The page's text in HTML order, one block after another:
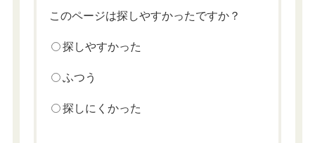
このページは探しやすかったですか？
探しやすかった
ふつう
探しにくかった